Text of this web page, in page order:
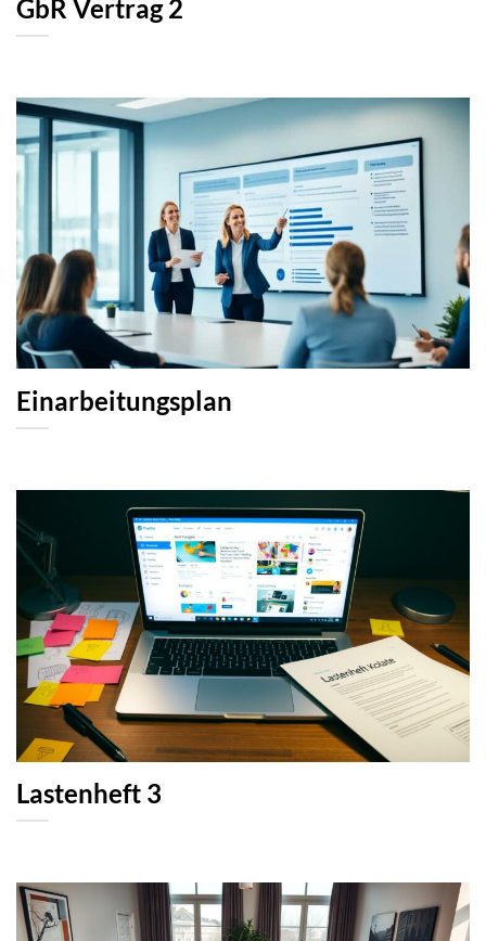
GbR Vertrag 2
Einarbeitungsplan
Lastenheft 3